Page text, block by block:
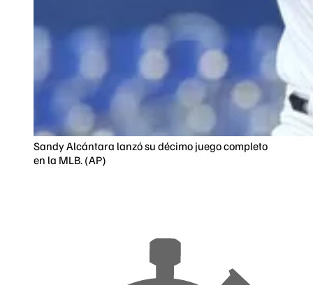
Sandy Alcántara lanzó su décimo juego completo
en la MLB. (AP)